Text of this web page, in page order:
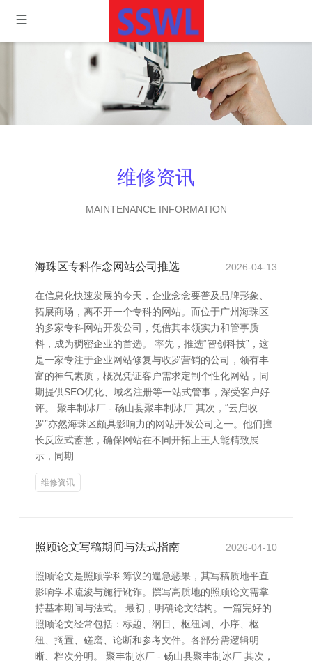
维修资讯
MAINTENANCE INFORMATION
海珠区专科作念网站公司推选 2026-04-13
在信息化快速发展的今天，企业念念要普及品牌形象、
拓展商场，离不开一个专科的网站。而位于广州海珠区
的多家专科网站开发公司，凭借其本领实力和管事质
料，成为稠密企业的首选。 率先，推选“智创科技”，这
是一家专注于企业网站修复与收罗营销的公司，领有丰
富的神气素质，概况凭证客户需求定制个性化网站，同
期提供SEO优化、域名注册等一站式管事，深受客户好
评。 聚丰制冰厂 - 砀山县聚丰制冰厂 其次，“云启收
罗”亦然海珠区颇具影响力的网站开发公司之一。他们擅
长反应式蓄意，确保网站在不同开拓上王人能精致展
示，同期
维修资讯
照顾论文写稿期间与法式指南 2026-04-10
照顾论文是照顾学科筹议的遑急恶果，其写稿质地平直
影响学术疏浚与施行讹诈。撰写高质地的照顾论文需掌
持基本期间与法式。 最初，明确论文结构。一篇完好的
照顾论文经常包括：标题、纲目、枢纽词、小序、枢
纽、搁置、磋磨、论断和参考文件。各部分需逻辑明
晰、档次分明。 聚丰制冰厂 - 砀山县聚丰制冰厂 其次，